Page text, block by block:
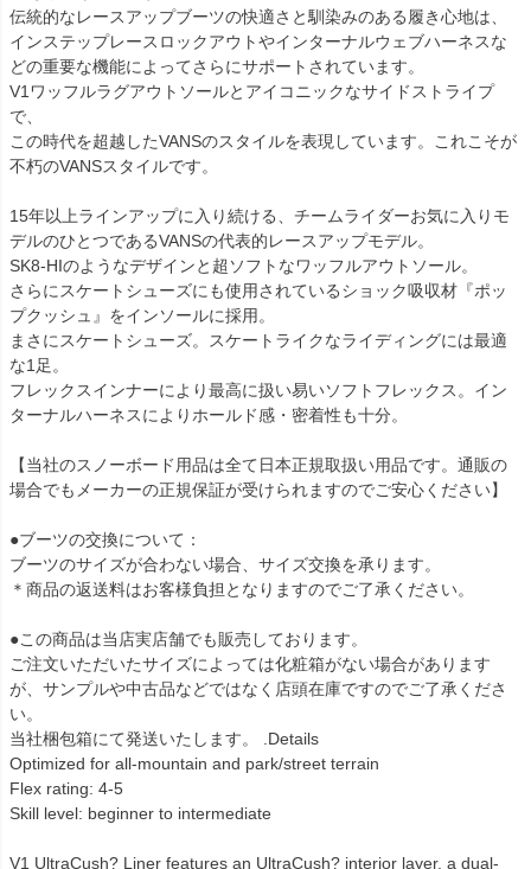
伝統的なレースアップブーツの快適さと馴染みのある履き心地は、
インステップレースロックアウトやインターナルウェブハーネスな
どの重要な機能によってさらにサポートされています。
V1ワッフルラグアウトソールとアイコニックなサイドストライプ
で、
この時代を超越したVANSのスタイルを表現しています。これこそが
不朽のVANSスタイルです。
15年以上ラインアップに入り続ける、チームライダーお気に入りモ
デルのひとつであるVANSの代表的レースアップモデル。
SK8-HIのようなデザインと超ソフトなワッフルアウトソール。
さらにスケートシューズにも使用されているショック吸収材『ポッ
プクッシュ』をインソールに採用。
まさにスケートシューズ。スケートライクなライディングには最適
な1足。
フレックスインナーにより最高に扱い易いソフトフレックス。イン
ターナルハーネスによりホールド感・密着性も十分。
【当社のスノーボード用品は全て日本正規取扱い用品です。通販の
場合でもメーカーの正規保証が受けられますのでご安心ください】
●ブーツの交換について：
ブーツのサイズが合わない場合、サイズ交換を承ります。
＊商品の返送料はお客様負担となりますのでご了承ください。
●この商品は当店実店舗でも販売しております。
ご注文いただいたサイズによっては化粧箱がない場合があります
が、サンプルや中古品などではなく店頭在庫ですのでご了承くださ
い。
当社梱包箱にて発送いたします。 .Details
Optimized for all-mountain and park/street terrain
Flex rating: 4-5
Skill level: beginner to intermediate
V1 UltraCush? Liner features an UltraCush? interior layer, a dual-